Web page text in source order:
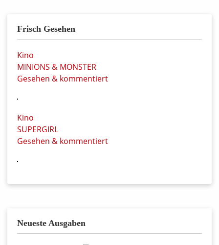
Frisch Gesehen
Kino
MINIONS & MONSTER
Gesehen & kommentiert
Kino
SUPERGIRL
Gesehen & kommentiert
Neueste Ausgaben